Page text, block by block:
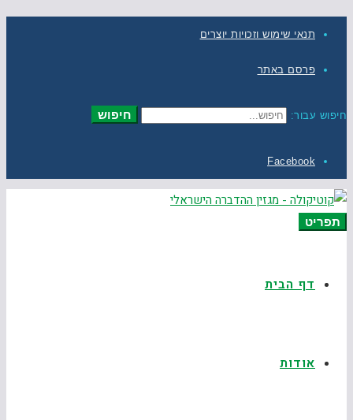
תנאי שימוש וזכויות יוצרים
פרסם באתר
חיפוש עבור: חיפוש
Facebook
תפריט
דף הבית
אודות